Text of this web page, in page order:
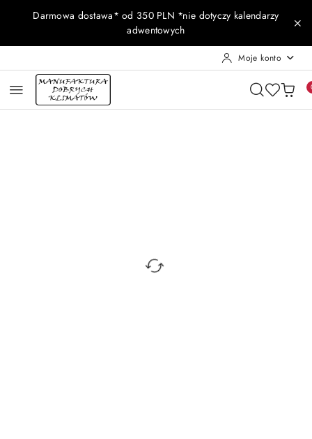
Przejdź do treści głównej
Przejdź do wyszukiwarki
Przejdź do moje konto
Przejdź do menu głównego
Przejdź do opisu produktu
Przejdź do stopki
Darmowa dostawa* od 350 PLN *nie dotyczy kalendarzy
adwentowych
Moje konto